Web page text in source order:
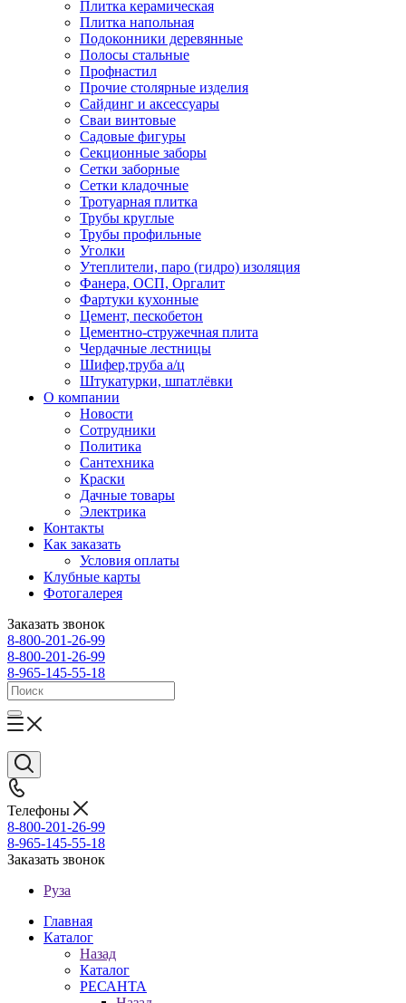
Плитка керамическая
Плитка напольная
Подоконники деревянные
Полосы стальные
Профнастил
Прочие столярные изделия
Сайдинг и аксессуары
Сваи винтовые
Садовые фигуры
Секционные заборы
Сетки заборные
Сетки кладочные
Тротуарная плитка
Трубы круглые
Трубы профильные
Уголки
Утеплители, паро (гидро) изоляция
Фанера, ОСП, Оргалит
Фартуки кухонные
Цемент, пескобетон
Цементно-стружечная плита
Чердачные лестницы
Шифер,труба а/ц
Штукатурки, шпатлёвки
О компании
Новости
Сотрудники
Политика
Сантехника
Краски
Дачные товары
Электрика
Контакты
Как заказать
Условия оплаты
Клубные карты
Фотогалерея
Заказать звонок
8-800-201-26-99
8-800-201-26-99
8-965-145-55-18
Телефоны
8-800-201-26-99
8-965-145-55-18
Заказать звонок
Руза
Главная
Каталог
Назад
Каталог
РЕСАНТА